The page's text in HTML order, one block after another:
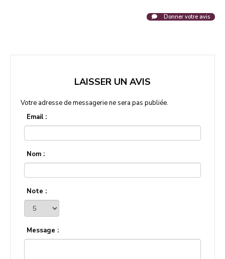
Donner votre avis
LAISSER UN AVIS
Votre adresse de messagerie ne sera pas publiée.
Email :
Nom :
Note :
Message :